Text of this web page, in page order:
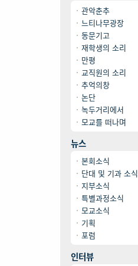
관악춘추
느티나무광장
동문기고
재학생의 소리
만평
교직원의 소리
추억의창
논단
녹두거리에서
모교를 떠나며
뉴스
본회소식
단대 및 기과 소식
지부소식
특별과정소식
모교소식
기획
포럼
인터뷰